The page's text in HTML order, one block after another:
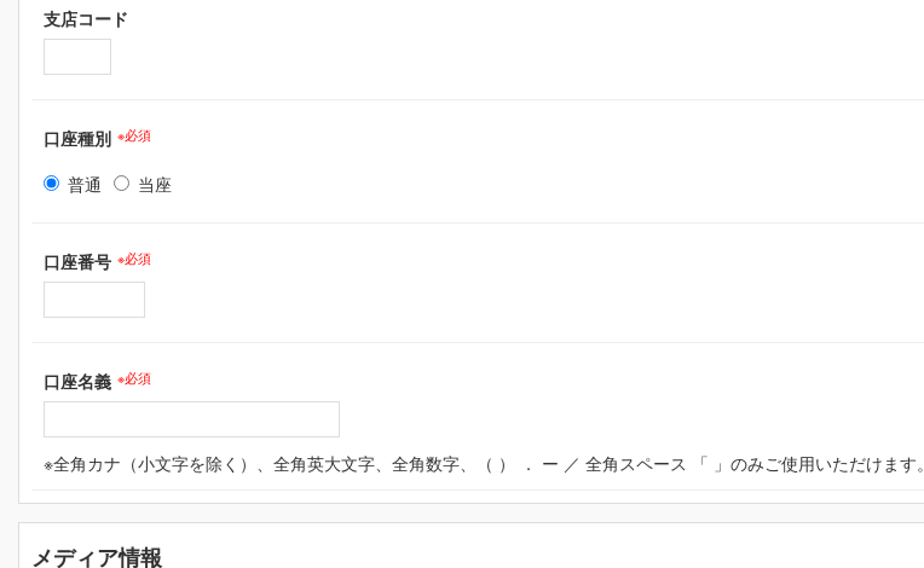
支店コード
口座種別 ※必須
普通 当座
口座番号 ※必須
口座名義 ※必須
※全角カナ（小文字を除く）、全角英大文字、全角数字、（ ） ． ー ／ 全角スペース 「 」のみご使用いただけます。
メディア情報